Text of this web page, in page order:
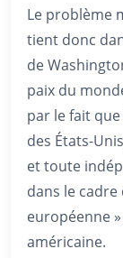
Le problème
tient donc
de
paix du
par le fait
des États-
et toute
dans le
européenne
américaine.